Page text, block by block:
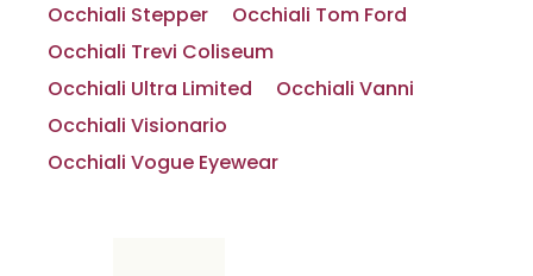
Occhiali Stepper
Occhiali Tom Ford
Occhiali Trevi Coliseum
Occhiali Ultra Limited
Occhiali Vanni
Occhiali Visionario
Occhiali Vogue Eyewear